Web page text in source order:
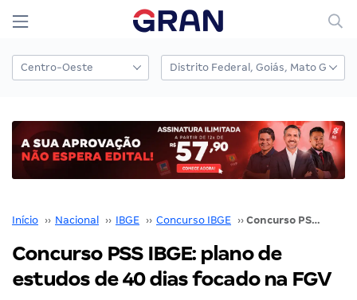
Início ›› Nacional ›› IBGE ›› Concurso IBGE ›› Concurso PSS IBGE: plano de estudos de 40 dias focado na FGV
Concurso PSS IBGE: plano de
estudos de 40 dias focado na FGV